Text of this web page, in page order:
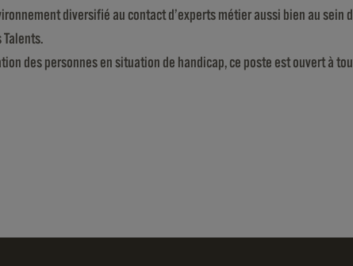
diversifié au contact d’experts métier aussi bien au sein
des personnes en situation de handicap, ce poste est ouvert à